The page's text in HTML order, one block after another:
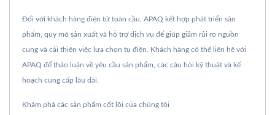
Đối với khách hàng điện tử toàn cầu, APAQ kết hợp phát triển sản
phẩm, quy mô sản xuất và hỗ trợ dịch vụ để giúp giảm rủi ro nguồn
cung và cải thiện việc lựa chọn tụ điện. Khách hàng có thể liên hệ với
APAQ để thảo luận về yêu cầu sản phẩm, các câu hỏi kỹ thuật và kế
hoạch cung cấp lâu dài.
Khám phá các sản phẩm cốt lõi của chúng tôi